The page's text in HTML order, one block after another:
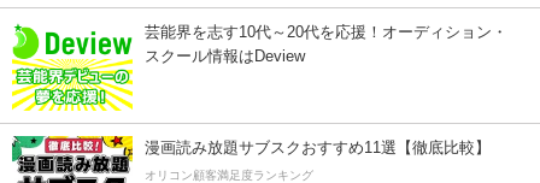
芸能界を志す10代～20代を応援！オーディション・
スクール情報はDeview
漫画読み放題サブスクおすすめ11選【徹底比較】
オリコン顧客満足度ランキング